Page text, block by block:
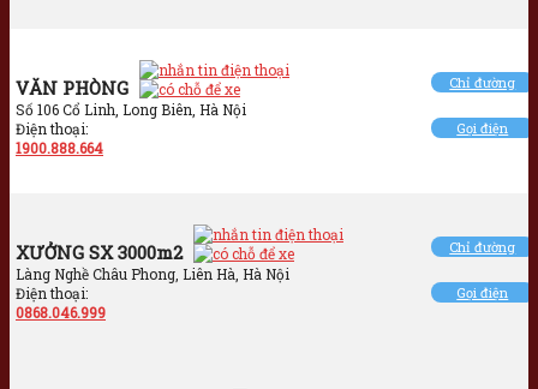
VĂN PHÒNG
Số 106 Cổ Linh, Long Biên, Hà Nội
Điện thoại:
1900.888.664
Chỉ đường
Gọi điện
XƯỞNG SX 3000m2
Làng Nghề Châu Phong, Liên Hà, Hà Nội
Điện thoại:
0868.046.999
Chỉ đường
Gọi điện